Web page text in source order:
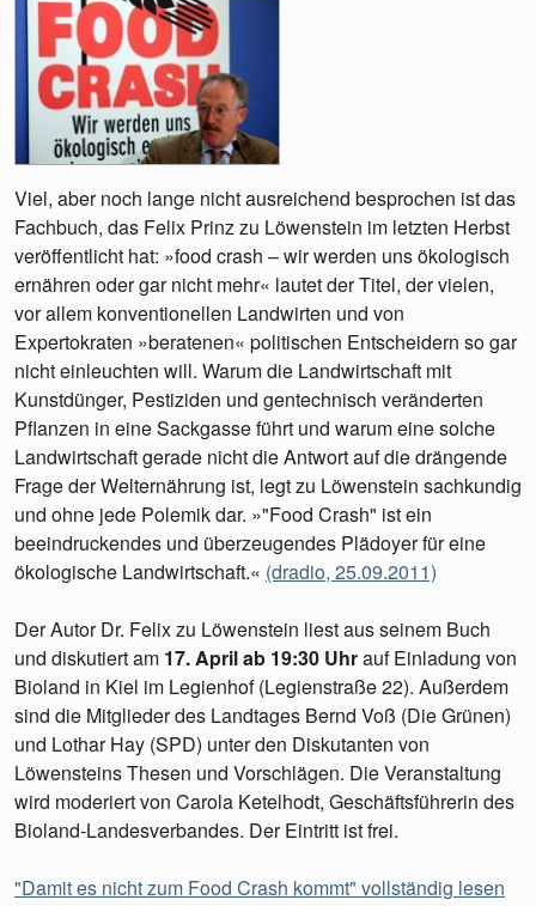
Viel, aber noch lange nicht ausreichend besprochen ist das
Fachbuch, das Felix Prinz zu Löwenstein im letzten Herbst
veröffentlicht hat: »food crash – wir werden uns ökologisch
ernähren oder gar nicht mehr« lautet der Titel, der vielen,
vor allem konventionellen Landwirten und von
Expertokraten »beratenen« politischen Entscheidern so gar
nicht einleuchten will. Warum die Landwirtschaft mit
Kunstdünger, Pestiziden und gentechnisch veränderten
Pflanzen in eine Sackgasse führt und warum eine solche
Landwirtschaft gerade nicht die Antwort auf die drängende
Frage der Welternährung ist, legt zu Löwenstein sachkundig
und ohne jede Polemik dar. »"Food Crash" ist ein
beeindruckendes und überzeugendes Plädoyer für eine
ökologische Landwirtschaft.« (dradio, 25.09.2011)
Der Autor Dr. Felix zu Löwenstein liest aus seinem Buch
und diskutiert am 17. April ab 19:30 Uhrauf Einladung von
Bioland in Kiel im Legienhof (Legienstraße 22). Außerdem
sind die Mitglieder des Landtages Bernd Voß (Die Grünen)
und Lothar Hay (SPD) unter den Diskutanten von
Löwensteins Thesen und Vorschlägen. Die Veranstaltung
wird moderiert von Carola Ketelhodt, Geschäftsführerin des
Bioland-Landesverbandes. Der Eintritt ist frei.
"Damit es nicht zum Food Crash kommt" vollständig lesen